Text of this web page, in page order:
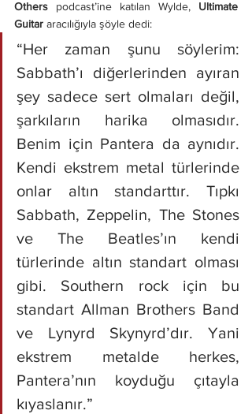
Others podcast’ine katılan Wylde, Ultimate
Guitar aracılığıyla şöyle dedi:
“Her zaman şunu söylerim:
Sabbath’ı diğerlerinden ayıran
şey sadece sert olmaları değil,
şarkıların harika olmasıdır.
Benim için Pantera da aynıdır.
Kendi ekstrem metal türlerinde
onlar altın standarttır. Tıpkı
Sabbath, Zeppelin, The Stones
ve The Beatles’ın kendi
türlerinde altın standart olması
gibi. Southern rock için bu
standart Allman Brothers Band
ve Lynyrd Skynyrd’dır. Yani
ekstrem metalde herkes,
Pantera’nın koyduğu çıtayla
kıyaslanır.”